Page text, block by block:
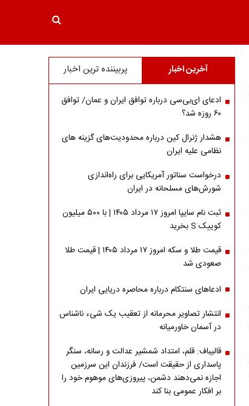
آخرین اخبار پربیننده ترین اخبار
ادعای ای‌بی‌سی درباره توافق ایران و عمان/ توافق
۶۰ روزه شد؟
هشدار ژنرال کین درباره محدودیت‌های گزینه های
نظامی علیه ایران
درخواست سناتور آمریکایی برای راه‌اندازی
شورش‌های مسلحانه در ایران
ثبت نام سایپا امروز ۱۷ مرداد ۱۴۰۵ | با ۵۰۰ میلیون
کوییک S بخرید
قیمت طلا و سکه امروز ۱۷ مرداد ۱۴۰۵ | قیمت طلا
صعودی شد
ادعاهای سنتکام درباره محاصره دریایی ایران
انتشار تصاویر محرمانه از تعقیب یک شیء ناشناس
در آسمان خاورمیانه
قالیباف: قلم، امتداد شمشیر عدالت و رسانه، سنگر
پاسداری از حقیقت است/ فرزندان این سرزمین
اجازه نمی‌دهند دشمن، پیروزی‌های موهوم خود را
بر افکار عمومی بنا کند